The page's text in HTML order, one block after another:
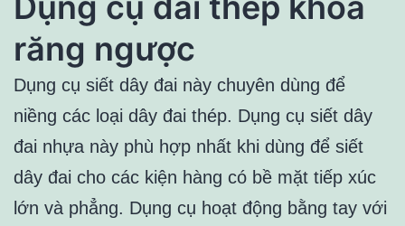
răng ngược
Dụng cụ siết dây đai này chuyên dùng để
niềng các loại dây đai thép. Dụng cụ siết dây
đai nhựa này phù hợp nhất khi dùng để siết
dây đai cho các kiện hàng có bề mặt tiếp xúc
lớn và phẳng. Dụng cụ hoạt động bằng tay với